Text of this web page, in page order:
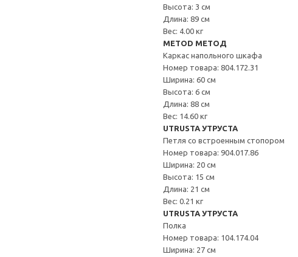
Высота: 3 см
Длина: 89 см
Вес: 4.00 кг
METOD МЕТОД
Каркас напольного шкафа
Номер товара: 804.172.31
Ширина: 60 см
Высота: 6 см
Длина: 88 см
Вес: 14.60 кг
UTRUSTA УТРУСТА
Петля со встроенным стопором
Номер товара: 904.017.86
Ширина: 20 см
Высота: 15 см
Длина: 21 см
Вес: 0.21 кг
UTRUSTA УТРУСТА
Полка
Номер товара: 104.174.04
Ширина: 27 см